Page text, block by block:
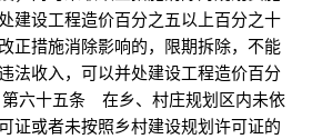
建设工程造价百分之五以上百分之十
正措施消除影响的，限期拆除，不能
法收入，可以并处建设工程造价百分
十五条 在乡、村庄规划区内未依
证或者未按照乡村建设规划许可证的